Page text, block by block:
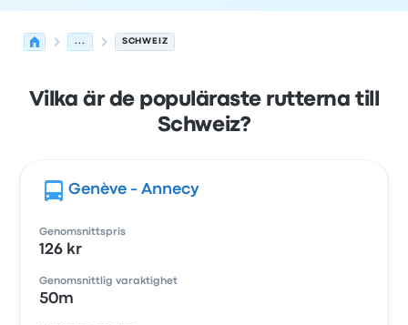
... SCHWEIZ
Vilka är de populäraste rutterna till
Schweiz?
Genève - Annecy
Genomsnittspris
126 kr
Genomsnittlig varaktighet
50m